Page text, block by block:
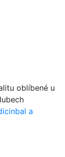
oblíbené u
a